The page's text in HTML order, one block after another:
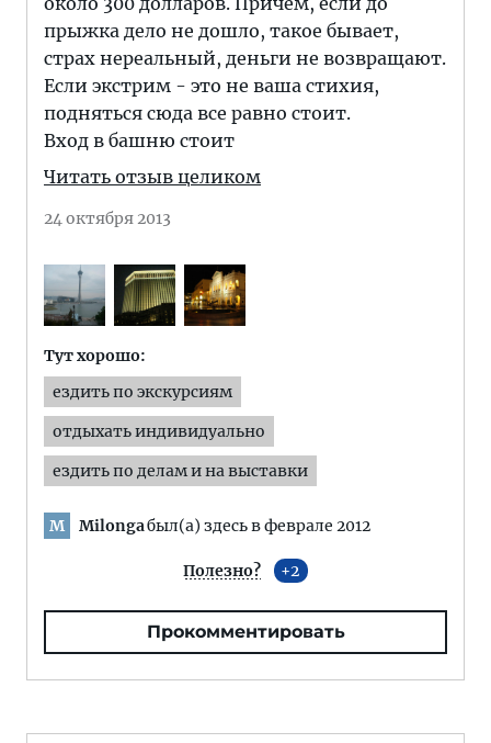
прыжка дело не дошло, такое бывает,
страх нереальный, деньги не возвращают.
Если экстрим - это не ваша стихия,
подняться сюда все равно стоит.
Вход в башню стоит
Читать отзыв целиком
24 октября 2013
Тут хорошо:
ездить по экскурсиям
отдыхать индивидуально
ездить по делам и на выставки
M Milongaбыл(а) здесь в феврале 2012
Полезно? 2
Прокомментировать